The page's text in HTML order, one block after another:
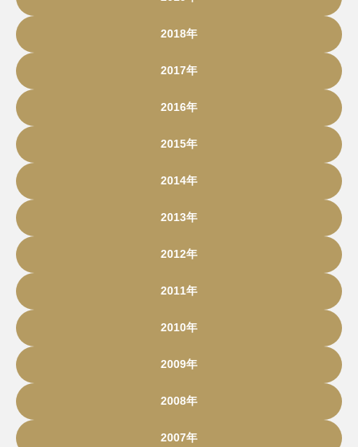
2018年
2017年
2016年
2015年
2014年
2013年
2012年
2011年
2010年
2009年
2008年
2007年